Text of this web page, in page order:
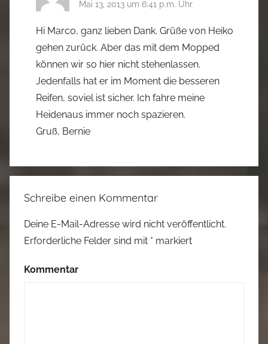
Mai 13, 2013 um 6:41 p.m. Uhr
Hi Marco, ganz lieben Dank. Grüße von Heiko
gehen zurück. Aber das mit dem Mopped
können wir so hier nicht stehenlassen.
Jedenfalls hat er im Moment die besseren
Reifen, soviel ist sicher. Ich fahre meine
Heidenaus immer noch spazieren.
Gruß, Bernie
Schreibe einen Kommentar
Deine E-Mail-Adresse wird nicht veröffentlicht.
Erforderliche Felder sind mit * markiert
Kommentar